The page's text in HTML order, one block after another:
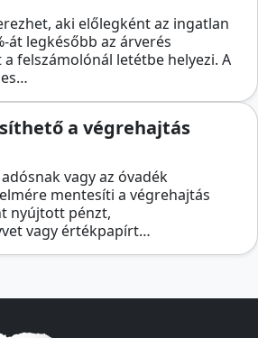
aki előlegként az ingatlan
át legkésőbb az árverés
felszámolónál letétbe helyezi. A
a végrehajtás
vagy az óvadék
mentesíti a végrehajtás
nyújtott pénzt,
vagy értékpapírt…